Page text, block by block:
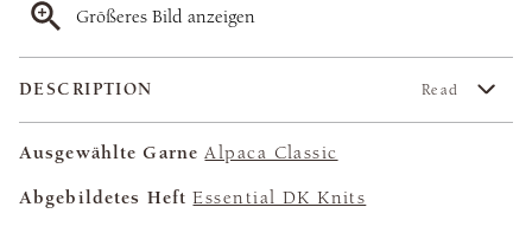
Größeres Bild anzeigen
DESCRIPTION Read
Ausgewählte Garne Alpaca Classic
Abgebildetes Heft Essential DK Knits